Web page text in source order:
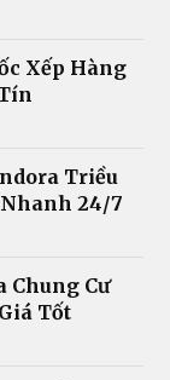
Xếp Hàng
Triều
24/7
Chung Cư
Tốt